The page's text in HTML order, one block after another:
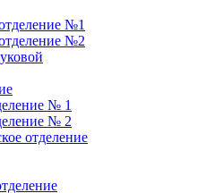
№1
№2
№ 1
№ 2
отделение